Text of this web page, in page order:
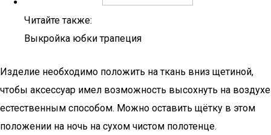
Читайте также:
Выкройка юбки трапеция
Изделие необходимо положить на ткань вниз щетиной,
чтобы аксессуар имел возможность высохнуть на воздухе
естественным способом. Можно оставить щётку в этом
положении на ночь на сухом чистом полотенце.